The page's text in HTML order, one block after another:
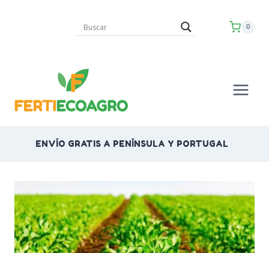
0
ENVÍO GRATIS A PENÍNSULA Y PORTUGAL